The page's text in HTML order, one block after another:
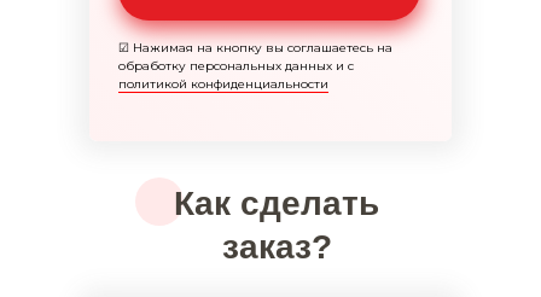
Как сделать
заказ?
☑ Нажимая на кнопку вы соглашаетесь на
обработку персональных данных и с
политикой конфиденциальности